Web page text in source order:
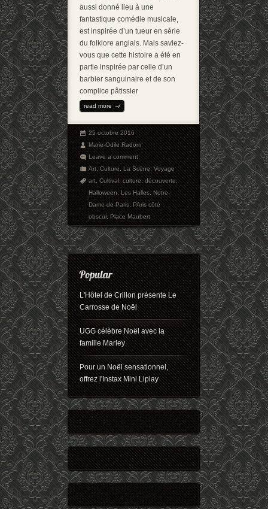
aussi donné lieu à une
fantastique comédie musicale,
est inspirée d’un tueur en série
du folklore anglais. Mais saviez-
vous que cette histoire a été en
partie inspirée par celle d’un
barbier sanguinaire et de son
complice pâtissier
read more
25 octobre 2016
Marie-Odile Radom
Leave a comment
Art,Culture,La Scène,Voyage
art,Cultival,culture,découverte,
Halloween,Les Halles,Notre-
Dame-de-Paris,PAris côté
obscur,Place Maubert
L'Hôtel de Crillon présente Le
Carrosse de Noël
UGG célèbre Noël avec la
famille Marley
Pour un Noël sensationnel,
offrez l'Instax Mini Liplay